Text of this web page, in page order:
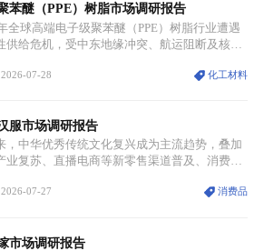
统工业、高端制造、军工、新能源等多个核心
成为现代工业体系中不可或缺的基础材料。
苯醚（PPE）树脂市场调研报告
全球高端电子级聚苯醚（PPE）树脂行业遭遇
供给危机，受中东地缘冲突、航运阻断及核心
行业长期维持寡头垄断的供应链格局彻底瓦
”的供给真空，并沿高频覆铜板、PCB电路板向
器、5G基站等高端电子终端持续传导，全产业
、成本、交付均承受巨大压力。
07-28 化工材料
服市场调研报告
，中华优秀传统文化复兴成为主流趋势，叠加
业复苏、直播电商等新零售渠道普及、消费群
局限于传统节日、古风活动等小众场景，逐步
体。同时，行业标准落地、生产技术升级、原
07-27 消费品
市场调研报告